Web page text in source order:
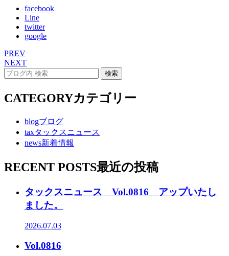
facebook
Line
twitter
google
PREV
NEXT
CATEGORYカテゴリー
blogブログ
taxタックスニュース
news新着情報
RECENT POSTS最近の投稿
タックスニュース Vol.0816 アップいたし
ました。
2026.07.03
Vol.0816